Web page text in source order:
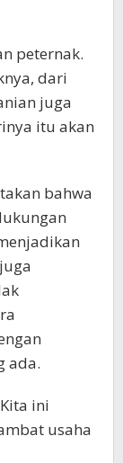
peternak.
dari
juga
itu akan
bahwa
ada.
ini
usaha